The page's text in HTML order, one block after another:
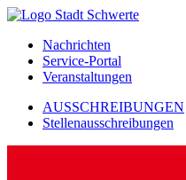
Nachrichten
Service-Portal
Veranstaltungen
AUSSCHREIBUNGEN
Stellenausschreibungen